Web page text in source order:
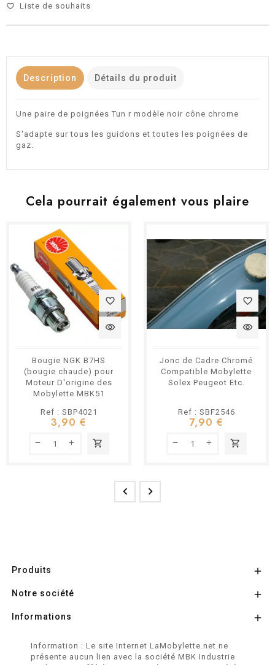
favorite_border Liste de souhaits
Description Détails du produit
Une paire de poignées Tun r modèle noir cône chrome
S'adapte sur tous les guidons et toutes les poignées de
gaz.
Cela pourrait également vous plaire
favorite_border
visibility
Bougie NGK B7HS
(bougie chaude) pour
Moteur D'origine des
Mobylette MBK51
Peugeot 103...
Ref : SBP4021
3,90 €
shopping_cart
favorite_border
visibility
Jonc de Cadre Chromé
Compatible Mobylette
Solex Peugeot Etc.
Ref : SBF2546
7,90 €
shopping_cart
 
Produits 
Notre société 
Informations 
Information : Le site Internet LaMobylette.net ne
présente aucun lien avec la société MBK Industrie